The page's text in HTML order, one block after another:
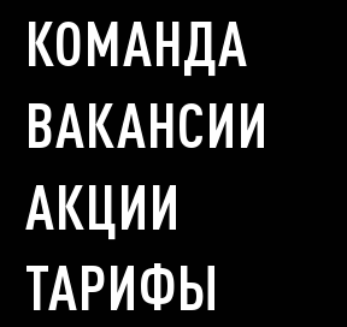
КОМАНДА
ВАКАНСИИ
АКЦИИ
ТАРИФЫ